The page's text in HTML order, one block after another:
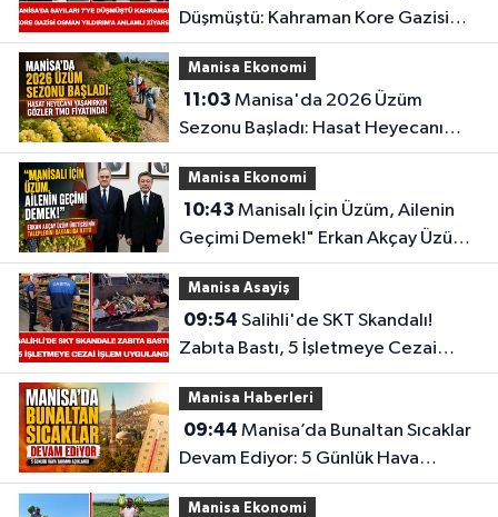
Düşmüştü: Kahraman Kore Gazisi
Osman Yıldırım'a Anlamlı Ziyaret
Manisa Ekonomi
11:03
Sezonu Başladı: Hasat Heyecanı
Yaşanırken Gözler TMO Fiyatında!
Manisa Ekonomi
10:43
Geçimi Demek!" Erkan Akçay Üzüm
Üreticisinin Taleplerini Bakanlığa
İletti
Manisa Asayiş
09:54
Zabıta Bastı, 5 İşletmeye Cezai
İşlem Uygulandı
Manisa Haberleri
09:44
Devam Ediyor: 5 Günlük Hava
Tahmini Açıklandı
Manisa Ekonomi